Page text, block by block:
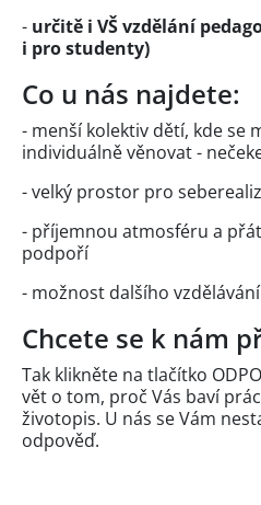
- určitě i VŠ vzdělání
i pro studenty)
Co u nás najdete:
- menší kolektiv dětí, kde se
individuálně věnovat -
- velký prostor pro
- příjemnou atmosféru a
podpoří
- možnost dalšího
Chcete se k nám
Tak klikněte na tlačítko
vět o tom, proč Vás baví
životopis. U nás se Vám
odpověď.